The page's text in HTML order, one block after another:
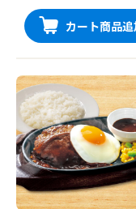
カート商品追